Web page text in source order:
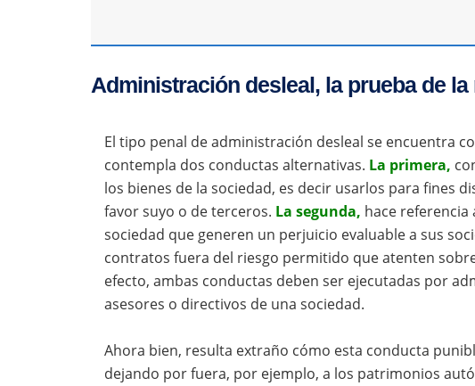
Administración desleal, la prueba de
El tipo penal de administración desleal se encuentra
contempla dos conductas alternativas. La primera,
los bienes de la sociedad, es decir usarlos para fines
favor suyo o de terceros. La segunda, hace referencia
sociedad que generen un perjuicio evaluable a sus
contratos fuera del riesgo permitido que atenten
efecto, ambas conductas deben ser ejecutadas por
asesores o directivos de una sociedad.
Ahora bien, resulta extraño cómo esta conducta
dejando por fuera, por ejemplo, a los patrimonios